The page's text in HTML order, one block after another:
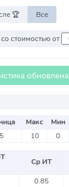
🏆 Все
Против команд со стоимостью от
обновлена
Макс Мин
10 0
Ср ИТ
0.85